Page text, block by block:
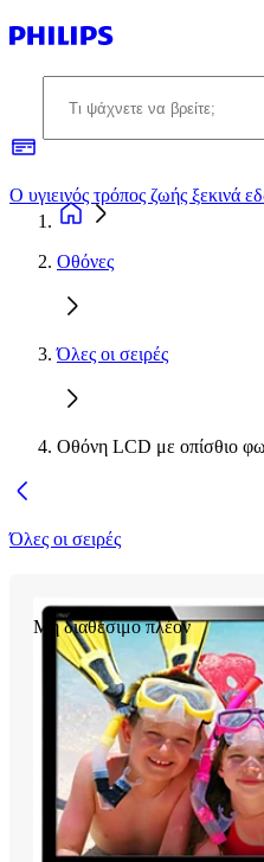
Οθόνες
Όλες οι σειρές
Οθόνη LCD με οπίσθιο
Όλες οι σειρές
Μη διαθέσιμο πλέον